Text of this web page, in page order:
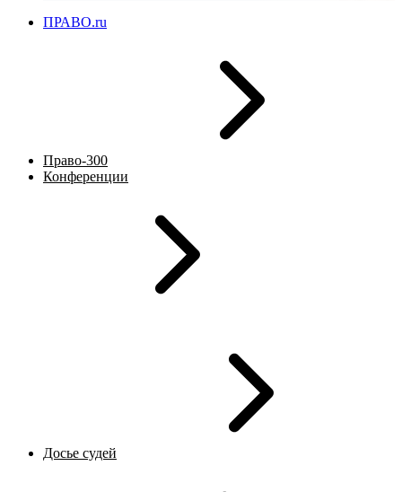
ПРАВО.ru
Право-300
Конференции
Досье судей